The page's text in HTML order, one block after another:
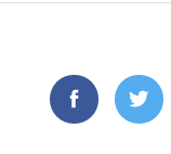
Facebook